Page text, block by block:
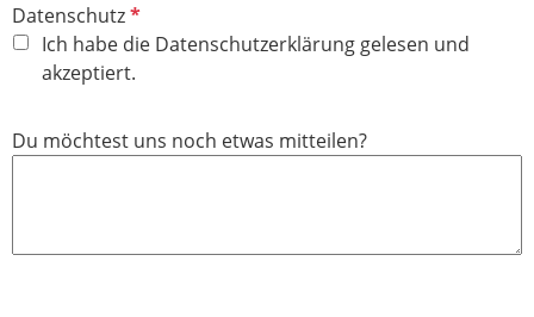
DatenschutzP
f
l
c
h
Ich habe die Datenschutzerklärung gelesen und
akzeptiert.
Du möchtest uns noch etwas mitteilen?